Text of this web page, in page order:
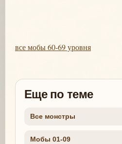
все мобы 60-69 уровня
Еще по теме
Все монстры
Мобы 01-09